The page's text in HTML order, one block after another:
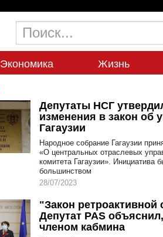
Экономика Жизнь
Депутаты НСГ
изменения в закон об
Гагаузии
Народное собрание Гагаузии
«О центральных отраслевых
комитета Гагаузии». Инициатива
большинством
28/07/2023
"Закон
Депутат PAS
членом кабмина